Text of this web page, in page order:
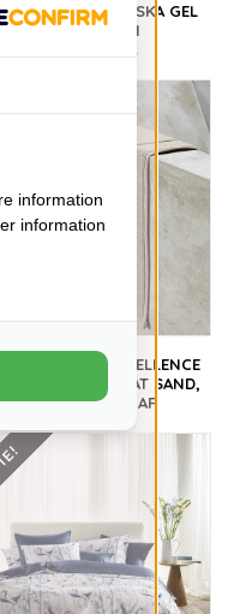
LIETAER ALASKA GEL
HOOFDKUSSEN
€59,95
LIETAER EXCELLENCE
BADMAT SAND,
IN 3 MATEN, VANAF
information
information